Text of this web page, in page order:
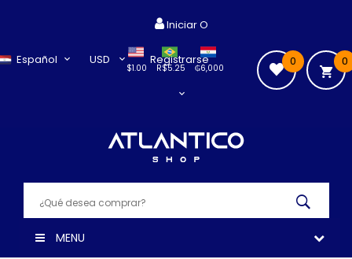
Español USD
$1.00 ₲6,000
R$5.25
Iniciar O
Registrarse 0
0
MENU